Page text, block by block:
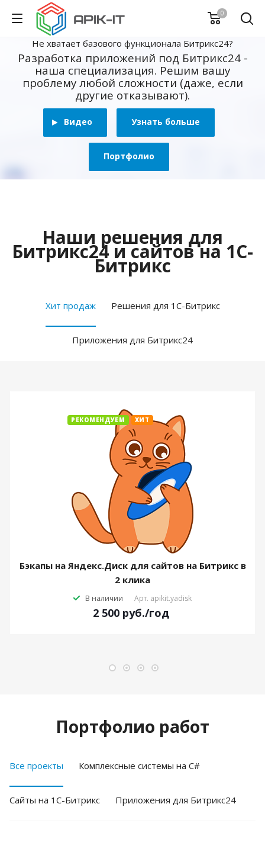
0
Не хватает базового функционала Битрикс24?
Разработка приложений под Битрикс24 -
наша специализация. Решим вашу
проблему любой сложности (даже, если
другие отказывают).
Видео Узнать больше
Портфолио
Наши решения для
Битрикс24 и сайтов на 1С-
Битрикс
Хит продаж Решения для 1С-Битрикс
Приложения для Битрикс24
РЕКОМЕНДУЕМ ХИТ
Бэкапы на Яндекс.Диск для сайтов на Битрикс в
2 клика
В наличии Арт. apikit.yadisk
2 500 руб./год
Портфолио работ
Все проекты Комплексные системы на C#
Cайты на 1С-Битрикс Приложения для Битрикс24